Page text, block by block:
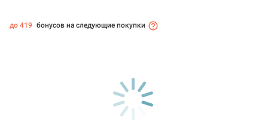
до 419 бонусов на следующие покупки